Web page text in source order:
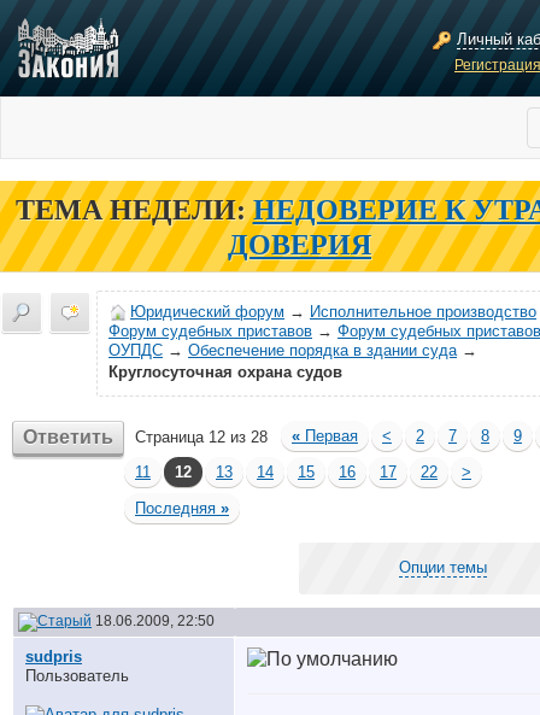
Личный
ТЕМА НЕДЕЛИ: НЕДОВЕРИЕ К
ДОВЕРИЯ
Юридический форум → Исполнительное производство
Форум судебных приставов → Форум судебных
ОУПДС → Обеспечение порядка в здании суда→
Круглосуточная охрана судов
Ответить Страница 12 из 28 « Первая < 2 7 8
9
11
12 13 14 15 16 17 22
>
Последняя »
Опции темы
18.06.2009, 22:50
sudpris
Пользователь